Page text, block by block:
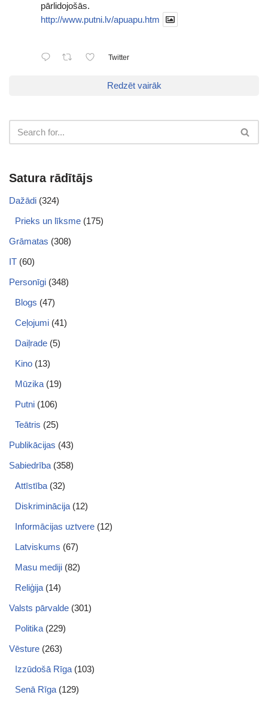
pārlidojošās.
http://www.putni.lv/apuapu.htm
Twitter
Redzēt vairāk
Satura rādītājs
Dažādi (324)
Prieks un līksme (175)
Grāmatas (308)
IT (60)
Personīgi (348)
Blogs (47)
Ceļojumi (41)
Daiļrade (5)
Kino (13)
Mūzika (19)
Putni (106)
Teātris (25)
Publikācijas (43)
Sabiedrība (358)
Attīstība (32)
Diskriminācija (12)
Informācijas uztvere (12)
Latviskums (67)
Masu mediji (82)
Reliģija (14)
Valsts pārvalde (301)
Politika (229)
Vēsture (263)
Izzūdošā Rīga (103)
Senā Rīga (129)